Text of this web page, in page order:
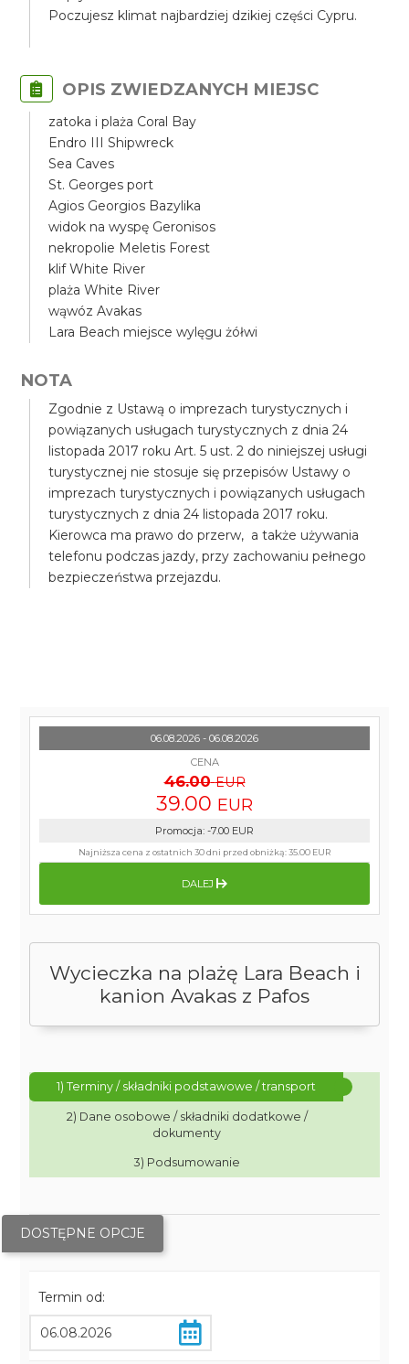
Poczujesz klimat najbardziej dzikiej części Cypru.
OPIS ZWIEDZANYCH MIEJSC
zatoka i plaża Coral Bay
Endro III Shipwreck
Sea Caves
St. Georges port
Agios Georgios Bazylika
widok na wyspę Geronisos
nekropolie Meletis Forest
klif White River
plaża White River
wąwóz Avakas
Lara Beach miejsce wylęgu żółwi
NOTA
Zgodnie z Ustawą o imprezach turystycznych i
powiązanych usługach turystycznych z dnia 24
listopada 2017 roku Art. 5 ust. 2 do niniejszej usługi
turystycznej nie stosuje się przepisów Ustawy o
imprezach turystycznych i powiązanych usługach
turystycznych z dnia 24 listopada 2017 roku.
Kierowca ma prawo do przerw, a także używania
telefonu podczas jazdy, przy zachowaniu pełnego
bezpieczeństwa przejazdu.
Wycieczka na plażę Lara Beach i
kanion Avakas z Pafos
1) Terminy / składniki podstawowe / transport
2) Dane osobowe / składniki dodatkowe /
dokumenty
3) Podsumowanie
DOSTĘPNE OPCJE
Termin od:
06.08.2026 - 06.08.2026
CENA
46.00 EUR
39.00 EUR
Promocja: -7.00 EUR
Najniższa cena z ostatnich 30 dni przed obniżką:35.00 EUR
DALEJ